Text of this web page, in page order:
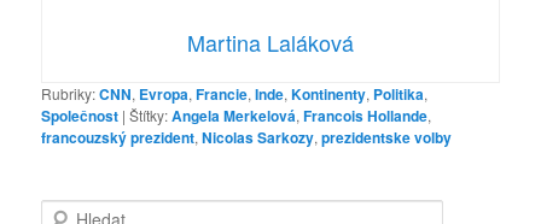
Martina Laláková
Rubriky:CNN, Evropa,Francie,Inde,Kontinenty, Politika,
Společnost |Štítky:Angela Merkelová,Francois Hollande,
francouzský prezident,Nicolas Sarkozy,prezidentske volby